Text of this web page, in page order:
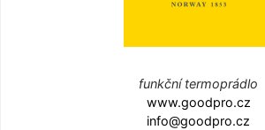
funkční termoprádlo
www.goodpro.cz
info@goodpro.cz